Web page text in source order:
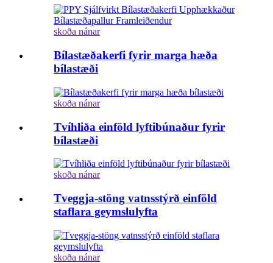
skoða nánar
Bílastæðakerfi fyrir marga hæða
bílastæði
skoða nánar
Tvíhliða einföld lyftibúnaður fyrir
bílastæði
skoða nánar
Tveggja-stöng vatnsstýrð einföld
staflara geymslulyfta
skoða nánar